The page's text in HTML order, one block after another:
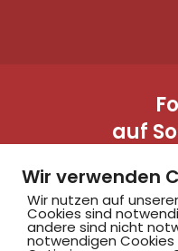
auf
Wir verwenden
Wir nutzen auf
Cookies sind
andere sind nicht
notwendigen